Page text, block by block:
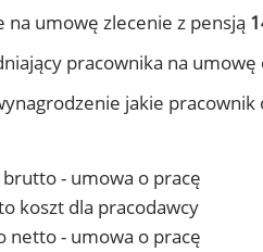
na umowę zlecenie z pensją
pracownika na
jakie
- umowa o pracę
koszt dla pracodawcy
netto - umowa o pracę